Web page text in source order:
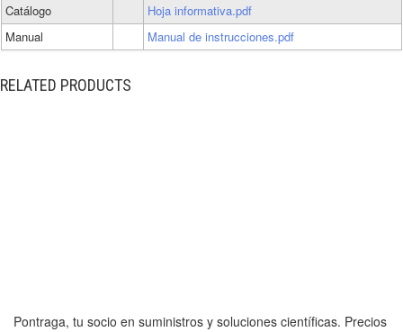
Catálogo
Hoja informativa.pdf
Manual
Manual de instrucciones.pdf
RELATED PRODUCTS
Pontraga, tu socio en suministros y soluciones científicas. Precios